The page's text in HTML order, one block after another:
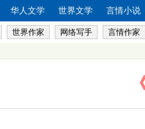
华人文学 世界文学 言情小说
世界作家 网络写手 言情作家